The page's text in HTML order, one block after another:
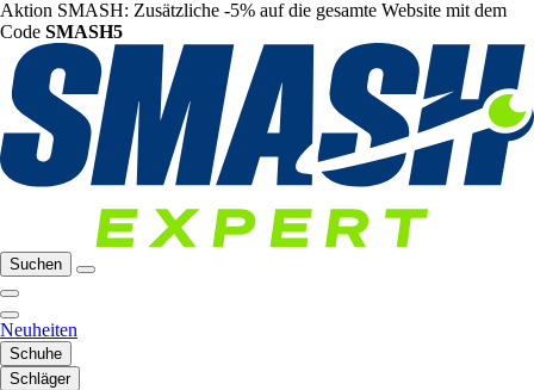
Aktion SMASH: Zusätzliche -5% auf die gesamte Website mit dem
Code SMASH5
Suchen
Neuheiten
Schuhe
Schläger